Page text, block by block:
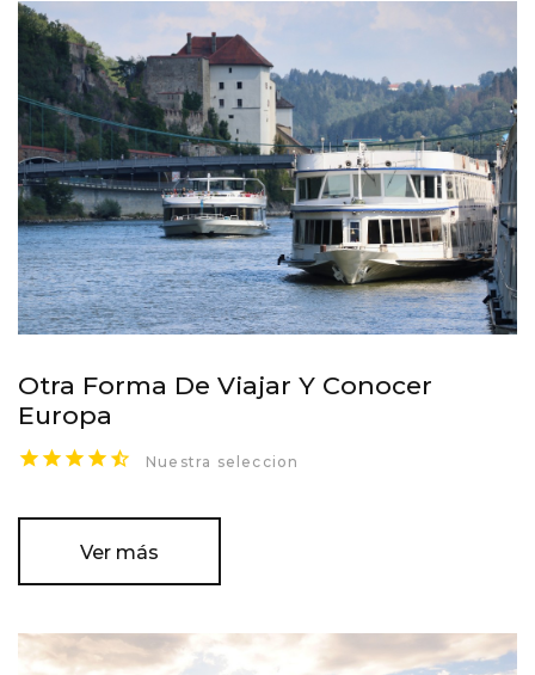
Otra Forma De Viajar Y Conocer
Europa
Nuestra seleccion
Ver más